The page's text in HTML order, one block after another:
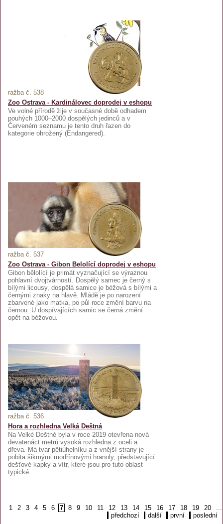
ražba č. 538
Zoo Ostrava - Kardinálovec doprodej v eshopu
Ve volné přírodě žije v současné době odhadem
pouhých 1000–2000 dospělých jedinců a v
Červeném seznamu je tento druh řazen do
kategorie ohrožený (Endangered).
ražba č. 537
Zoo Ostrava - Gibon Belolící doprodej v eshopu
Gibon bělolící je primát vyznačující se výraznou
pohlavní dvojtvárností. Dospělý samec je černý s
bílými licousy, dospělá samice je béžová s bílými a
černými znaky na hlavě. Mládě je po narození
zbarvené jako matka, po půl roce změní barvu na
černou. U dospívajících samic se černá změní
opět na béžovou.
ražba č. 536
Hora a rozhledna Velká Deštná
Na Velké Deštné byla v roce 2019 otevřena nová
devatenáct metrů vysoká rozhledna z oceli a
dřeva. Má tvar pětiúhelníku a z vnější strany je
pobita šikmými modřínovými hranoly, představující
dešťové kapky a vítr, které jsou pro tuto oblast
typické.
1 2 3 4 5 6 7 8 9 10 11 12 13 14 15 16 17 18 19 20
...
předchozí
další první poslední